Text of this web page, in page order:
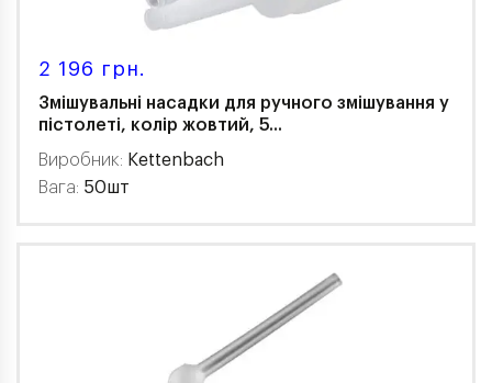
2 196 грн.
Змішувальні насадки для ручного змішування у
пістолеті, колір жовтий, 5...
Виробник: Kettenbach
Вага: 50шт